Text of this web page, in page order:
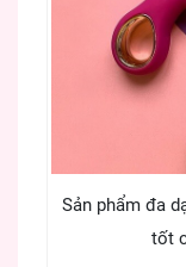
Sản phẩm đa
tốt